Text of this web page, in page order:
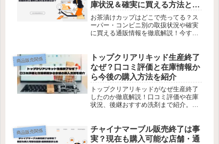
庫状況＆確実に買える方法と
は？
お茶漬けカップはどこで売ってる？ス
ーパー・コンビニ別の取扱状況や確実
に買える通販情報を徹底解説！今すぐ
商品販売関係
トップクリアリキッド生産終了
なぜ？口コミ評価と在庫情報か
ら今後の購入方法を紹介
トップクリアリキッドがなぜ生産終了
したのか徹底解説！口コミ評価や在庫
状況、後継おすすめ洗剤まで紹介。今
商品販売関係
チャイナマーブル販売終了は事
実？現在も購入可能な店舗・通